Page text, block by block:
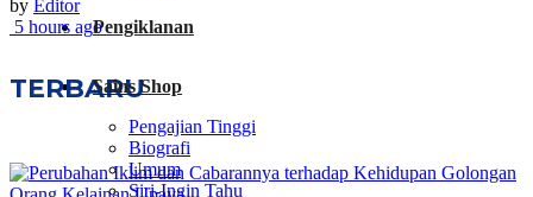
Pengiklanan
Sains Shop
Pengajian Tinggi
Biografi
Umum
Siri-Ingin Tahu
by Editor
5 hours ago
TERBARU